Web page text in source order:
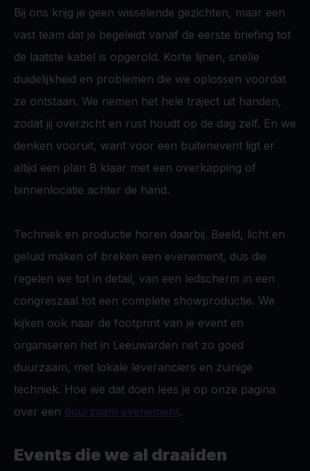
Bij ons krijg je geen wisselende gezichten, maar een
vast team dat je begeleidt vanaf de eerste briefing tot
de laatste kabel is opgerold. Korte lijnen, snelle
duidelijkheid en problemen die we oplossen voordat
ze ontstaan. We nemen het hele traject uit handen,
zodat jij overzicht en rust houdt op de dag zelf. En we
denken vooruit, want voor een buitenevent ligt er
altijd een plan B klaar met een overkapping of
binnenlocatie achter de hand.
Techniek en productie horen daarbij. Beeld, licht en
geluid maken of breken een evenement, dus die
regelen we tot in detail, van een ledscherm in een
congreszaal tot een complete showproductie. We
kijken ook naar de footprint van je event en
organiseren het in Leeuwarden net zo goed
duurzaam, met lokale leveranciers en zuinige
techniek. Hoe we dat doen lees je op onze pagina
over een duurzaam evenement.
Events die we al draaiden